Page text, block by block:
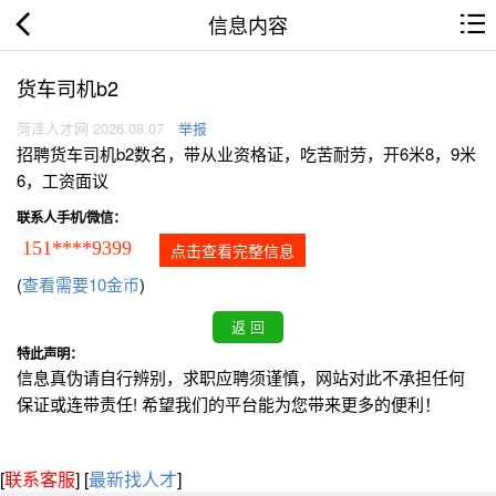
信息内容
货车司机b2
菏泽人才网 2026.08.07 举报
招聘货车司机b2数名，带从业资格证，吃苦耐劳，开6米8，9米
6，工资面议
联系人手机/微信：
151****9399 点击查看完整信息
(查看需要10金币)
特此声明：
信息真伪请自行辨别，求职应聘须谨慎，网站对此不承担任何
保证或连带责任! 希望我们的平台能为您带来更多的便利！
[联系客服] [最新找人才]